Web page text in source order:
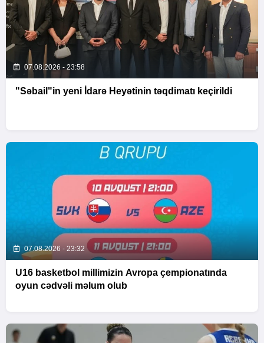
07.08.2026 - 23:58
"Səbail"in yeni İdarə Heyətinin təqdimatı keçirildi
07.08.2026 - 23:32
U16 basketbol millimizin Avropa çempionatında
oyun cədvəli məlum olub